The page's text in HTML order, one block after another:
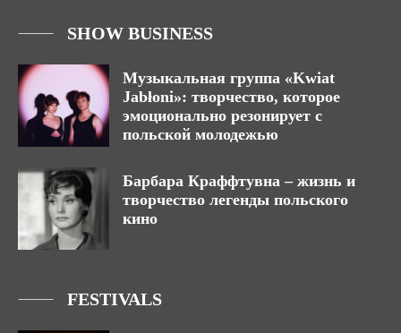
SHOW BUSINESS
Музыкальная группа «Kwiat
Jabłoni»: творчество, которое
эмоционально резонирует с
польской молодежью
Барбара Краффтувна – жизнь и
творчество легенды польского
кино
FESTIVALS